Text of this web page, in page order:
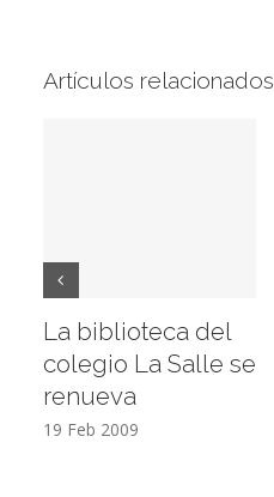
Artículos relacionados
La biblioteca del
colegio La Salle se
renueva
19 Feb 2009